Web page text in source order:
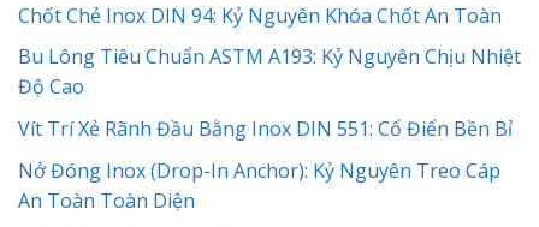
Chốt Chẻ Inox DIN 94: Kỷ Nguyên Khóa Chốt An Toàn
Bu Lông Tiêu Chuẩn ASTM A193: Kỷ Nguyên Chịu Nhiệt
Độ Cao
Vít Trí Xẻ Rãnh Đầu Bằng Inox DIN 551: Cổ Điển Bền Bỉ
Nở Đóng Inox (Drop-In Anchor): Kỷ Nguyên Treo Cáp
An Toàn Toàn Diện